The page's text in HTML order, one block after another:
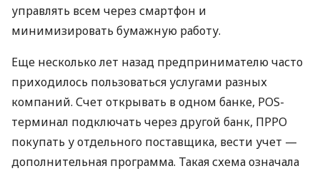
управлять всем через смартфон и
минимизировать бумажную работу.
Еще несколько лет назад предпринимателю часто
приходилось пользоваться услугами разных
компаний. Счет открывать в одном банке, POS-
терминал подключать через другой банк, ПРРО
покупать у отдельного поставщика, вести учет —
дополнительная программа. Такая схема означала